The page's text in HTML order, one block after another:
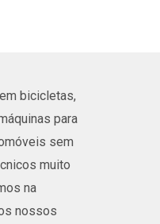
bicicletas,
para
sem
muito
na
nossos